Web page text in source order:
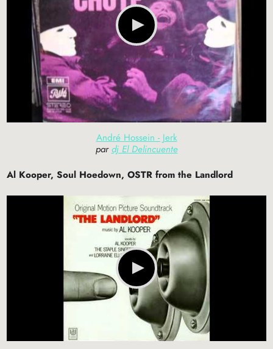
André Hossein - Jerk
pardj El Delincuente
Al Kooper, Soul Hoedown,OSTR from the Landlord